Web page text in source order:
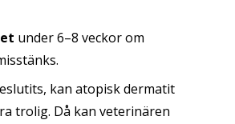
under 6–8 veckor om
kan atopisk dermatit
trolig. Då kan veterinären